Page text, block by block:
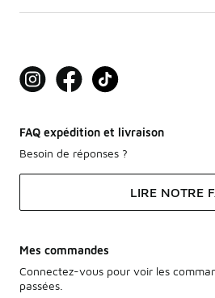
FAQ expédition et livraison
Besoin de réponses ?
LIRE NOTRE
Mes commandes
Connectez-vous pour voir les
passées.